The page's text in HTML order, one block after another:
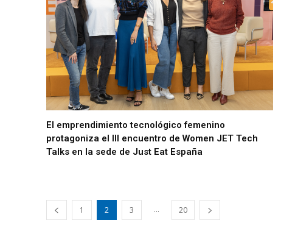
El emprendimiento tecnológico femenino
protagoniza el III encuentro de Women JET Tech
Talks en la sede de Just Eat España
1 2 3 ... 20